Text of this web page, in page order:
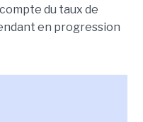
du taux de
en progression